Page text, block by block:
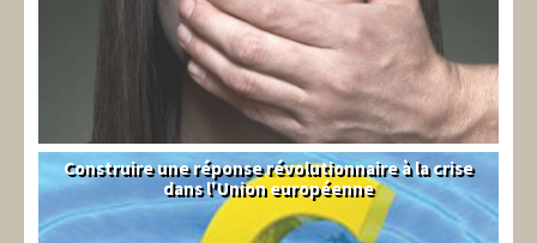
Syndical
Construire une réponse révolutionnaire à la crise
dans l'Union européenne